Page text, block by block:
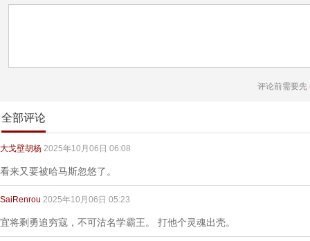
评论前需要先
全部评论
大戈壁胡杨 2025年10月06日 06:08
看来又要被哈马斯忽悠了。
SaiRenrou 2025年10月06日 05:23
宜将剩勇追穷寇，不可沽名学霸王。 打他个灵魂出壳。